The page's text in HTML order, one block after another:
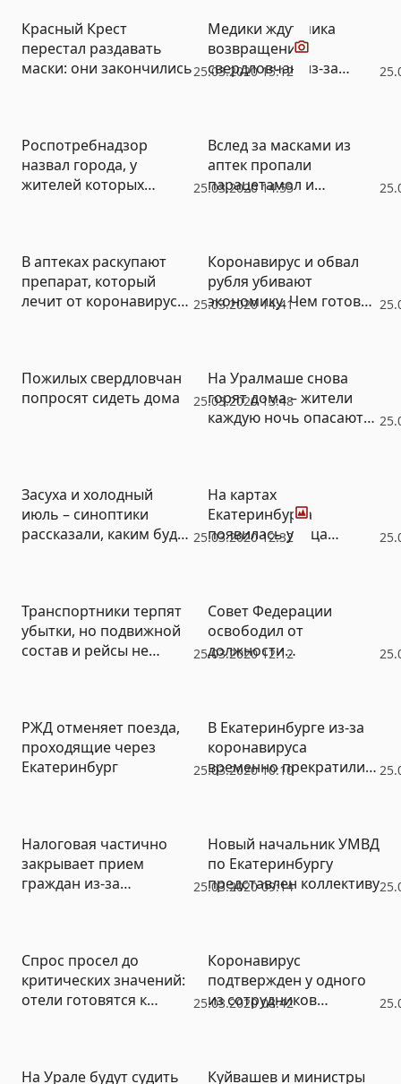
25.03.2020 15:12
Красный Крест
перестал раздавать
маски: они закончились
Видео
Медики ждут пика
возвращения
свердловчан из-за
25.03.2020 14:55
Роспотребнадзор
назвал города, у
жителей которых
Вслед за масками из
аптек пропали
парацетамол и
25.03.2020 14:41
В аптеках раскупают
препарат, который
лечит от коронавируса,
Коронавирус и обвал
рубля убивают
экономику. Чем готовы
25.03.2020 13:48
Пожилых свердловчан
попросят сидеть дома
На Уралмаше снова
горят дома – жители
каждую ночь опасаются
25.03.2020 12:32
Засуха и холодный
июль – синоптики
рассказали, каким будет
На картах
Екатеринбурга
появилась улица
25.03.2020 12:12
Транспортники терпят
убытки, но подвижной
состав и рейсы не
Совет Федерации
освободил от
должности
25.03.2020 10:10
РЖД отменяет поезда,
проходящие через
Екатеринбург
В Екатеринбурге из-за
коронавируса
временно прекратили
25.03.2020 09:14
Налоговая частично
закрывает прием
граждан из-за
Новый начальник УМВД
по Екатеринбургу
представлен коллективу
25.03.2020 08:42
Спрос просел до
критических значений:
отели готовятся к
Коронавирус
подтвержден у одного
из сотрудников
На Урале будут судить Куйвашев и министры